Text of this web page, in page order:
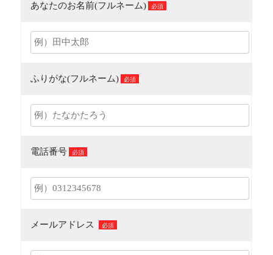
あなたのお名前(フルネーム) 必須
ふりがな(フルネーム) 必須
電話番号 必須
メールアドレス 必須